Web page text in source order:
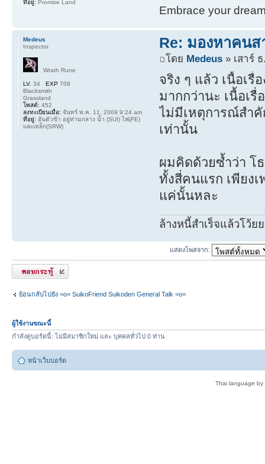
Embrace your
ที่อยู่: Promise Land
Re: มองหาคน
โดย Medeus » เสาร์
จริง ๆ แล้ว เนื้อเ
มากกว่านะ เนื้อเรื่
ไม่มีเหตุการณ์สำ
เท่านั้น
ผมคิดด้วยซ้ำว่า โ
ทั้งสี่คนแรก เพียง
แค่นั้นหละ
ล้างหนี้สำเร็จแล้วโว้ย
Medeus
Inspector
Wrath Rune
LV. 34 EXP 709
Blacksmith
Grassland
โพสต์: 452
ลงทะเบียนเมื่อ: จันทร์ พ.ค. 11, 2009 9:24 am
ที่อยู่: อันตัวข้า อยู่ท่ามกลาง น้ำ (SUI) ไฟ(FE)
และเหล็ก(SRW)
แสดงโพสจาก:
ตอบกระทู้
ย้อนกลับไปยัง =o= SuikoFriend Suikoden General Talk =o=
ผู้ใช้งานขณะนี้
กำลังดูบอร์ดนี้: ไม่มีสมาชิกใหม่ และ บุคคลทั่วไป 0 ท่าน
หน้าเว็บบอร์ด
Thai language by